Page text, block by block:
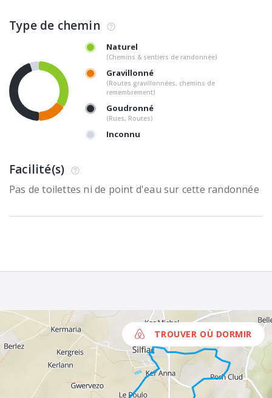
Type de chemin
Naturel
(Chemins & sentiers de randonnée)
Gravillonné
(Routes gravillonnées, chemins de
remembrement)
Goudronné
(Rues, Routes)
Inconnu
Facilité(s)
Pas de toilettes ni de point d'eau sur cette randonnée
TROUVER OÙ DORMIR